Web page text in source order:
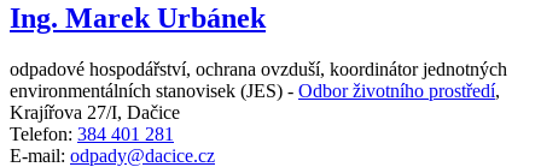
Ing. Marek Urbánek
odpadové hospodářství, ochrana ovzduší, koordinátor jednotných
environmentálních stanovisek (JES) - Odbor životního prostředí,
Krajířova 27/I, Dačice
Telefon: 384 401 281
E-mail: odpady@dacice.cz